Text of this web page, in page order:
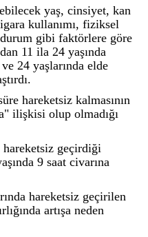
yaş, cinsiyet, kan
kullanımı, fiziksel
gibi faktörlere göre
11 ila 24 yaşında
24 yaşlarında elde
hareketsiz kalmasının
ilişkisi olup olmadığı
hareketsiz geçirdiği
9 saat civarına
hareketsiz geçirilen
artışa neden